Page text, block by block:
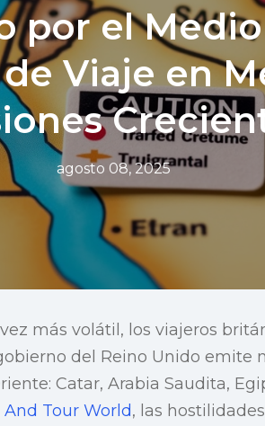
por el
Viaje en
agosto 08, 2025
más volátil, los viajeros
del Reino Unido emite
Catar, Arabia Saudita,
And Tour World, las